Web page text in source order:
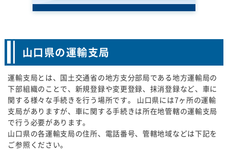
山口県の運輸支局
運輸支局とは、国土交通省の地方支分部局である地方運輸局の
下部組織のことで、新規登録や変更登録、抹消登録など、車に
関する様々な手続きを行う場所です。 山口県には7ヶ所の運輸
支局がありますが、車に関する手続きは所在地管轄の運輸支局
で行う必要があります。
山口県の各運輸支局の住所、電話番号、管轄地域などは下記を
ご参照ください。